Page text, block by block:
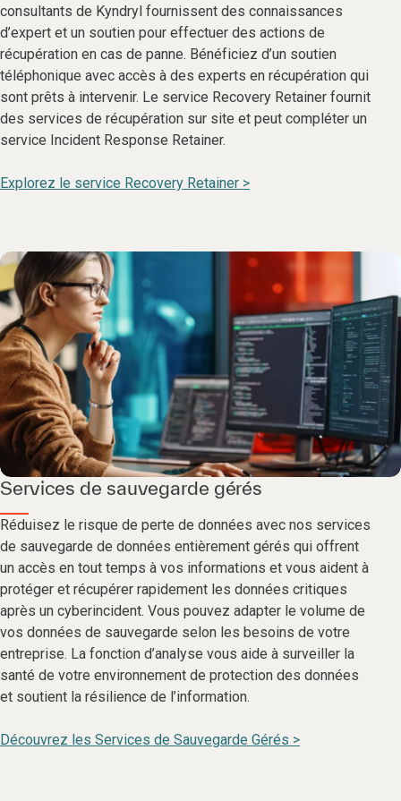
consultants de Kyndryl fournissent des connaissances
d’expert et un soutien pour effectuer des actions de
récupération en cas de panne. Bénéficiez d’un soutien
téléphonique avec accès à des experts en récupération qui
sont prêts à intervenir. Le service Recovery Retainer fournit
des services de récupération sur site et peut compléter un
service Incident Response Retainer.
Explorez le service Recovery Retainer >
Services de sauvegarde gérés
Réduisez le risque de perte de données avec nos services
de sauvegarde de données entièrement gérés qui offrent
un accès en tout temps à vos informations et vous aident à
protéger et récupérer rapidement les données critiques
après un cyberincident. Vous pouvez adapter le volume de
vos données de sauvegarde selon les besoins de votre
entreprise. La fonction d’analyse vous aide à surveiller la
santé de votre environnement de protection des données
et soutient la résilience de l’information.
Découvrez les Services de Sauvegarde Gérés >